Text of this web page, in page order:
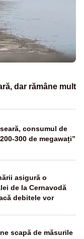
dar rămâne mult
consumul de
300 de megawați”
asigură o
de la Cernavodă
debitele vor
scapă de măsurile